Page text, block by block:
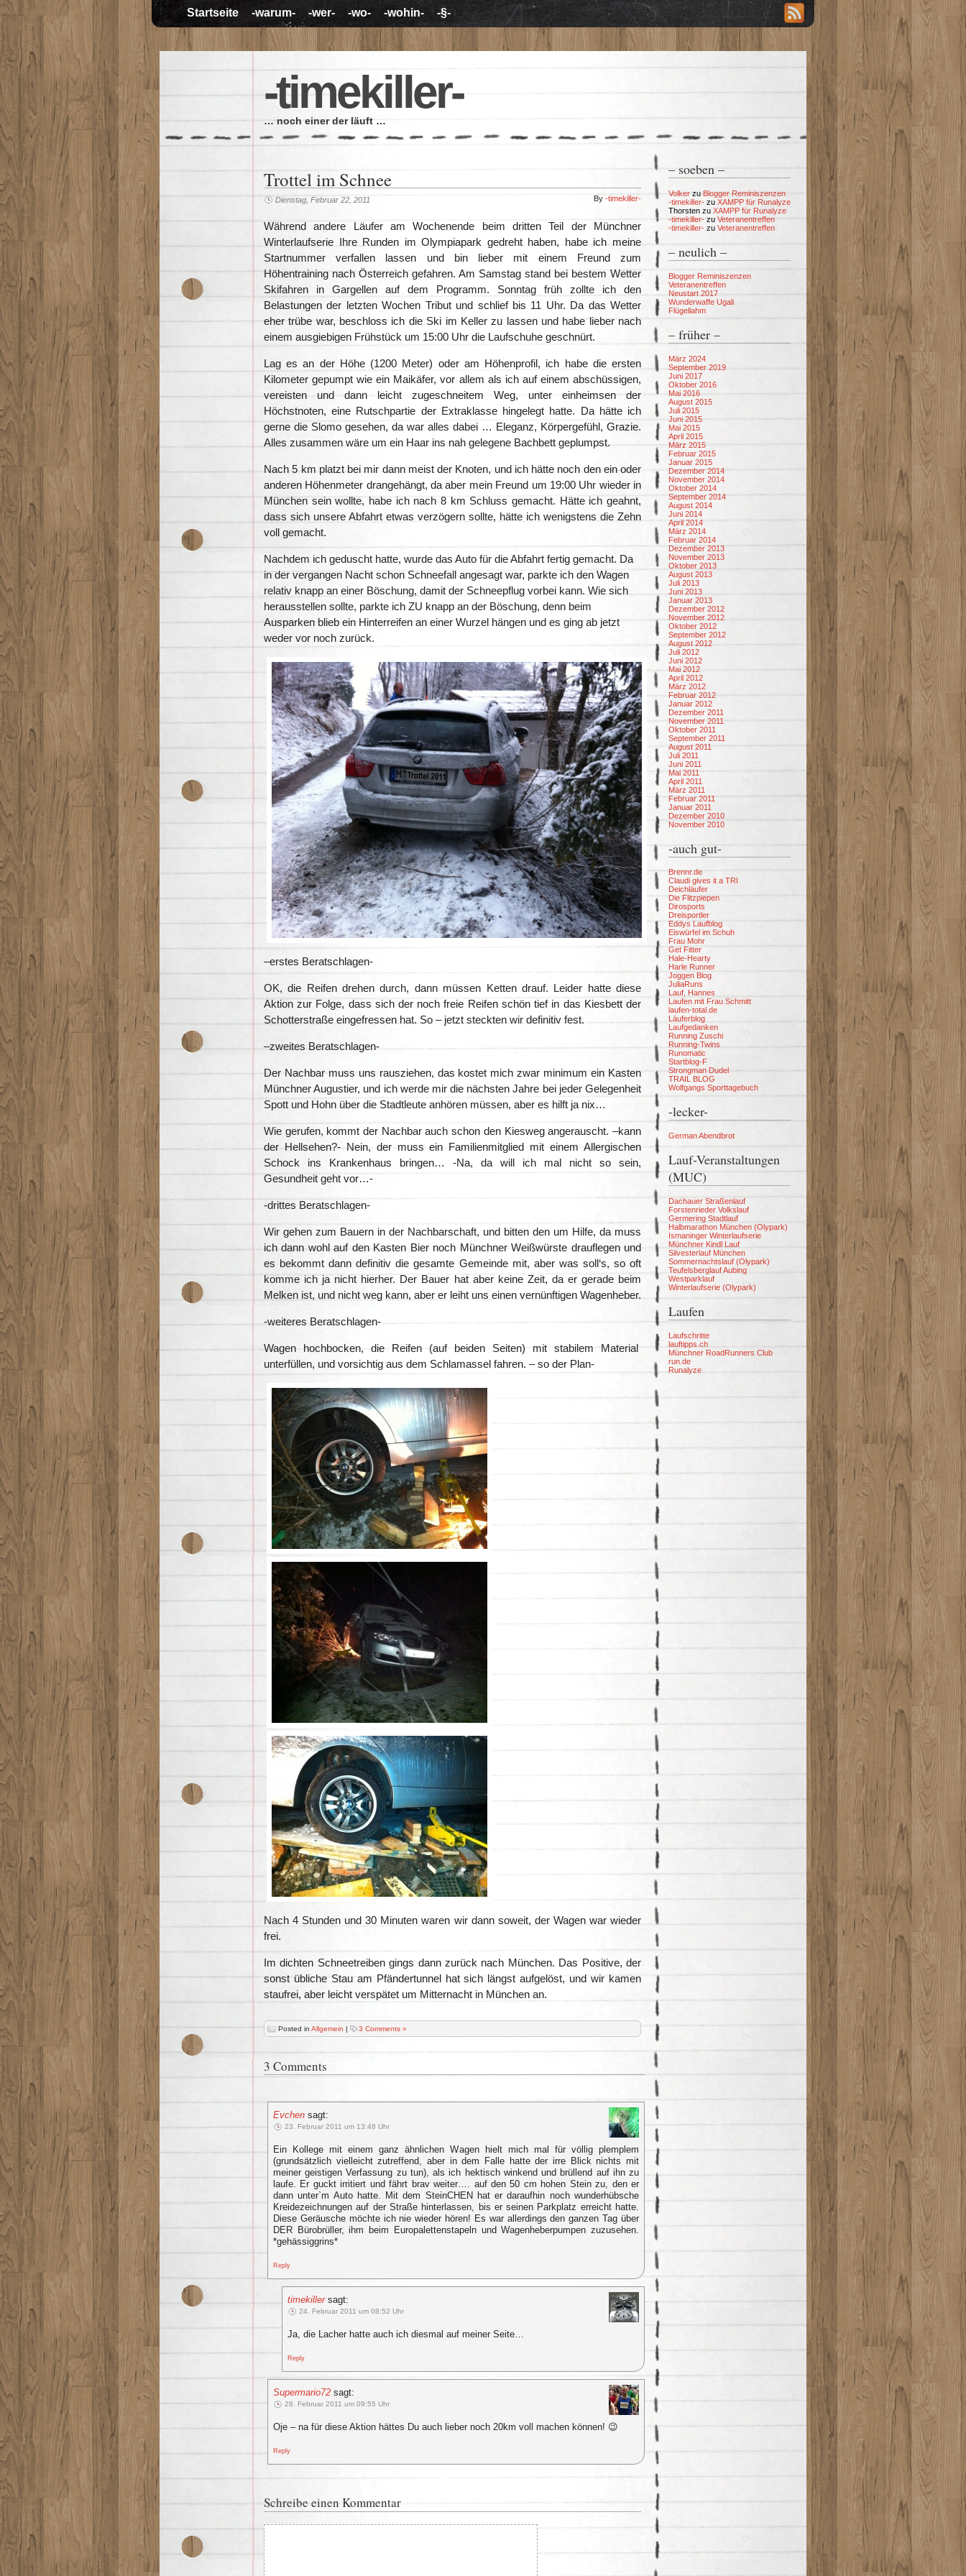
Startseite -warum- -wer- -wo- -wohin- -§-
-timekiller-
… noch einer der läuft …
Trottel im Schnee
By -timekiller-
Dienstag, Februar 22, 2011
Während andere Läufer am Wochenende beim dritten Teil der Münchner
Winterlaufserie Ihre Runden im Olympiapark gedreht haben, habe ich meine
Startnummer verfallen lassen und bin lieber mit einem Freund zum
Höhentraining nach Österreich gefahren. Am Samstag stand bei bestem Wetter
Skifahren in Gargellen auf dem Programm. Sonntag früh zollte ich den
Belastungen der letzten Wochen Tribut und schlief bis 11 Uhr. Da das Wetter
eher trübe war, beschloss ich die Ski im Keller zu lassen und habe lieber nach
einem ausgiebigen Frühstück um 15:00 Uhr die Laufschuhe geschnürt.
Lag es an der Höhe (1200 Meter) oder am Höhenprofil, ich habe die ersten
Kilometer gepumpt wie ein Maikäfer, vor allem als ich auf einem abschüssigen,
vereisten und dann leicht zugeschneitem Weg, unter einheimsen der
Höchstnoten, eine Rutschpartie der Extraklasse hingelegt hatte. Da hätte ich
gerne die Slomo gesehen, da war alles dabei … Eleganz, Körpergefühl, Grazie.
Alles zusammen wäre um ein Haar ins nah gelegene Bachbett geplumpst.
Nach 5 km platzt bei mir dann meist der Knoten, und ich hätte noch den ein oder
anderen Höhenmeter drangehängt, da aber mein Freund um 19:00 Uhr wieder in
München sein wollte, habe ich nach 8 km Schluss gemacht. Hätte ich geahnt,
dass sich unsere Abfahrt etwas verzögern sollte, hätte ich wenigstens die Zehn
voll gemacht.
Nachdem ich geduscht hatte, wurde das Auto für die Abfahrt fertig gemacht. Da
in der vergangen Nacht schon Schneefall angesagt war, parkte ich den Wagen
relativ knapp an einer Böschung, damit der Schneepflug vorbei kann. Wie sich
herausstellen sollte, parkte ich ZU knapp an der Böschung, denn beim
Ausparken blieb ein Hinterreifen an einer Wurzel hängen und es ging ab jetzt
weder vor noch zurück.
–erstes Beratschlagen-
OK, die Reifen drehen durch, dann müssen Ketten drauf. Leider hatte diese
Aktion zur Folge, dass sich der noch freie Reifen schön tief in das Kiesbett der
Schotterstraße eingefressen hat. So – jetzt steckten wir definitiv fest.
–zweites Beratschlagen-
Der Nachbar muss uns rausziehen, das kostet mich zwar minimum ein Kasten
Münchner Augustier, und ich werde mir die nächsten Jahre bei jeder Gelegenheit
Spott und Hohn über die Stadtleute anhören müssen, aber es hilft ja nix…
Wie gerufen, kommt der Nachbar auch schon den Kiesweg angerauscht. –kann
der Hellsehen?- Nein, der muss ein Familienmitglied mit einem Allergischen
Schock ins Krankenhaus bringen… -Na, da will ich mal nicht so sein,
Gesundheit geht vor…-
-drittes Beratschlagen-
Wir gehen zum Bauern in der Nachbarschaft, und bitten den um Hilfe, da muss
ich dann wohl auf den Kasten Bier noch Münchner Weißwürste drauflegen und
es bekommt dann definitiv die gesamte Gemeinde mit, aber was soll‘s, so oft
komme ich ja nicht hierher. Der Bauer hat aber keine Zeit, da er gerade beim
Melken ist, und nicht weg kann, aber er leiht uns einen vernünftigen Wagenheber.
-weiteres Beratschlagen-
Wagen hochbocken, die Reifen (auf beiden Seiten) mit stabilem Material
unterfüllen, und vorsichtig aus dem Schlamassel fahren. – so der Plan-
Nach 4 Stunden und 30 Minuten waren wir dann soweit, der Wagen war wieder
frei.
Im dichten Schneetreiben gings dann zurück nach München. Das Positive, der
sonst übliche Stau am Pfändertunnel hat sich längst aufgelöst, und wir kamen
staufrei, aber leicht verspätet um Mitternacht in München an.
Posted in Allgemein 3 Comments »
3 Comments
Evchen sagt:
23. Februar 2011 um 13:48 Uhr
Ein Kollege mit einem ganz ähnlichen Wagen hielt mich mal für völlig plemplem
(grundsätzlich vielleicht zutreffend, aber in dem Falle hatte der irre Blick nichts mit
meiner geistigen Verfassung zu tun), als ich hektisch winkend und brüllend auf ihn zu
laufe. Er guckt irritiert und fährt brav weiter…. auf den 50 cm hohen Stein zu, den er
dann unter`m Auto hatte. Mit dem SteinCHEN hat er daraufhin noch wunderhübsche
Kreidezeichnungen auf der Straße hinterlassen, bis er seinen Parkplatz erreicht hatte.
Diese Geräusche möchte ich nie wieder hören! Es war allerdings den ganzen Tag über
DER Bürobrüller, ihm beim Europalettenstapeln und Wagenheberpumpen zuzusehen.
*gehässiggrins*
Reply
timekiller sagt:
24. Februar 2011 um 08:52 Uhr
Ja, die Lacher hatte auch ich diesmal auf meiner Seite…
Reply
Supermario72 sagt:
28. Februar 2011 um 09:55 Uhr
Oje – na für diese Aktion hättes Du auch lieber noch 20km voll machen können! 😉
Reply
Schreibe einen Kommentar
– soeben –
Volker zu Blogger Reminiszenzen
-timekiller- zu XAMPP für Runalyze
Thorsten zu XAMPP für Runalyze
-timekiller- zu Veteranentreffen
-timekiller- zu Veteranentreffen
– neulich –
Blogger Reminiszenzen
Veteranentreffen
Neustart 2017
Wunderwaffe Ugali
Flügellahm
– früher –
März 2024
September 2019
Juni 2017
Oktober 2016
Mai 2016
August 2015
Juli 2015
Juni 2015
Mai 2015
April 2015
März 2015
Februar 2015
Januar 2015
Dezember 2014
November 2014
Oktober 2014
September 2014
August 2014
Juni 2014
April 2014
März 2014
Februar 2014
Dezember 2013
November 2013
Oktober 2013
August 2013
Juli 2013
Juni 2013
Januar 2013
Dezember 2012
November 2012
Oktober 2012
September 2012
August 2012
Juli 2012
Juni 2012
Mai 2012
April 2012
März 2012
Februar 2012
Januar 2012
Dezember 2011
November 2011
Oktober 2011
September 2011
August 2011
Juli 2011
Juni 2011
Mai 2011
April 2011
März 2011
Februar 2011
Januar 2011
Dezember 2010
November 2010
-auch gut-
Brennr.de
Claudi gives it a TRI
Deichläufer
Die Flitzpiepen
Dirosports
Dreisportler
Eddys Laufblog
Eiswürfel im Schuh
Frau Mohr
Get Fitter
Hale-Hearty
Harle Runner
Joggen Blog
JuliaRuns
Lauf, Hannes
Laufen mit Frau Schmitt
laufen-total.de
Läuferblog
Laufgedanken
Running Zuschi
Running-Twins
Runomatic
Startblog-F
Strongman Dudel
TRAIL BLOG
Wolfgangs Sporttagebuch
-lecker-
German Abendbrot
Lauf-Veranstaltungen
(MUC)
Dachauer Straßenlauf
Forstenrieder Volkslauf
Germering Stadtlauf
Halbmarathon München (Olypark)
Ismaninger Winterlaufserie
Münchner Kindl Lauf
Silvesterlauf München
Sommernachtslauf (Olypark)
Teufelsberglauf Aubing
Westparklauf
Winterlaufserie (Olypark)
Laufen
Laufschritte
lauftipps.ch
Münchner RoadRunners Club
run.de
Runalyze